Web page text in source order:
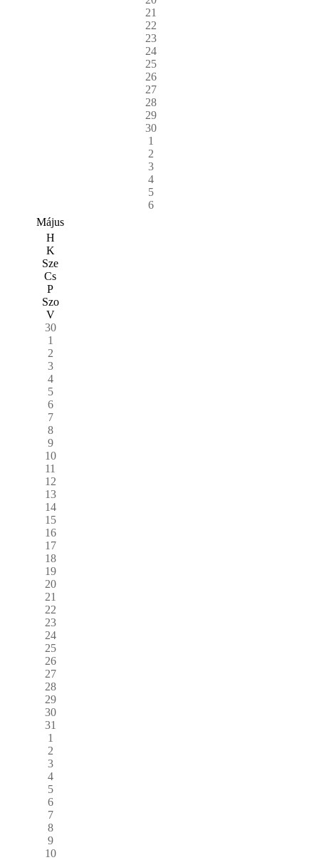
21
22
23
24
25
26
27
28
29
30
1
2
3
4
5
6
Május
H
K
Sze
Cs
P
Szo
V
30
1
2
3
4
5
6
7
8
9
10
11
12
13
14
15
16
17
18
19
20
21
22
23
24
25
26
27
28
29
30
31
1
2
3
4
5
6
7
8
9
10